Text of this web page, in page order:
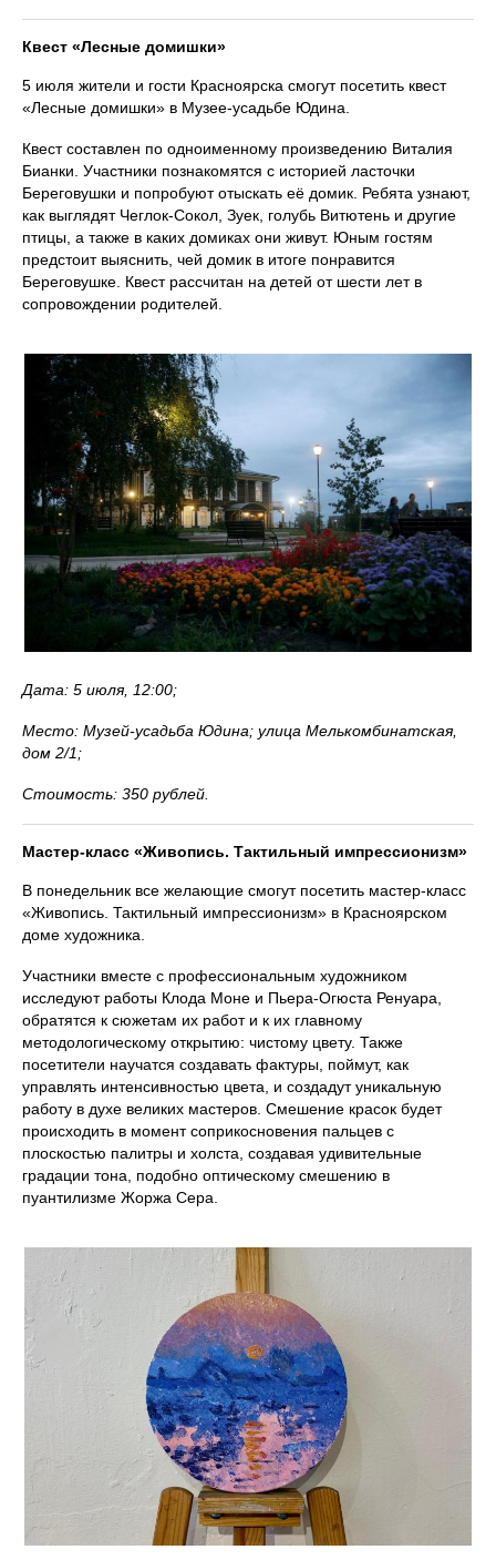
Квест «Лесные домишки»
5 июля жители и гости Красноярска смогут посетить квест
«Лесные домишки» в Музее-усадьбе Юдина.
Квест составлен по одноименному произведению Виталия
Бианки. Участники познакомятся с историей ласточки
Береговушки и попробуют отыскать её домик. Ребята узнают,
как выглядят Чеглок-Сокол, Зуек, голубь Витютень и другие
птицы, а также в каких домиках они живут. Юным гостям
предстоит выяснить, чей домик в итоге понравится
Береговушке. Квест рассчитан на детей от шести лет в
сопровождении родителей.
Дата: 5 июля, 12:00;
Место: Музей-усадьба Юдина; улица Мелькомбинатская,
дом 2/1;
Стоимость: 350 рублей.
Мастер-класс «Живопись. Тактильный импрессионизм»
В понедельник все желающие смогут посетить мастер-класс
«Живопись. Тактильный импрессионизм» в Красноярском
доме художника.
Участники вместе с профессиональным художником
исследуют работы Клода Моне и Пьера-Огюста Ренуара,
обратятся к сюжетам их работ и к их главному
методологическому открытию: чистому цвету. Также
посетители научатся создавать фактуры, поймут, как
управлять интенсивностью цвета, и создадут уникальную
работу в духе великих мастеров. Смешение красок будет
происходить в момент соприкосновения пальцев с
плоскостью палитры и холста, создавая удивительные
градации тона, подобно оптическому смешению в
пуантилизме Жоржа Сера.